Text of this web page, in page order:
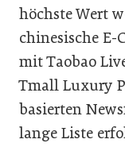
höchste Wert
chinesische
mit Taobao
Tmall Luxury
basierten
lange Liste